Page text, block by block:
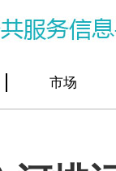
市场